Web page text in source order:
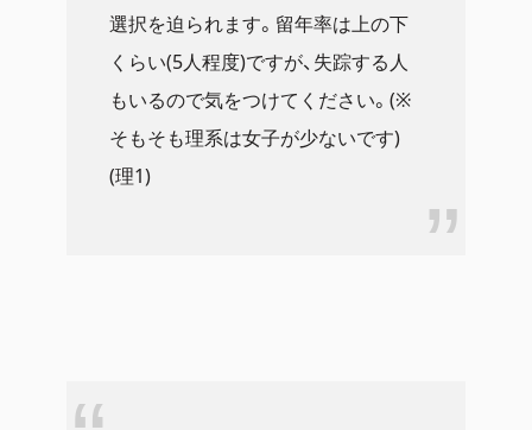
選択を迫られます。留年率は上の下
くらい(5人程度)ですが、失踪する人
もいるので気をつけてください。(※
そもそも理系は女子が少ないです)
(理1)